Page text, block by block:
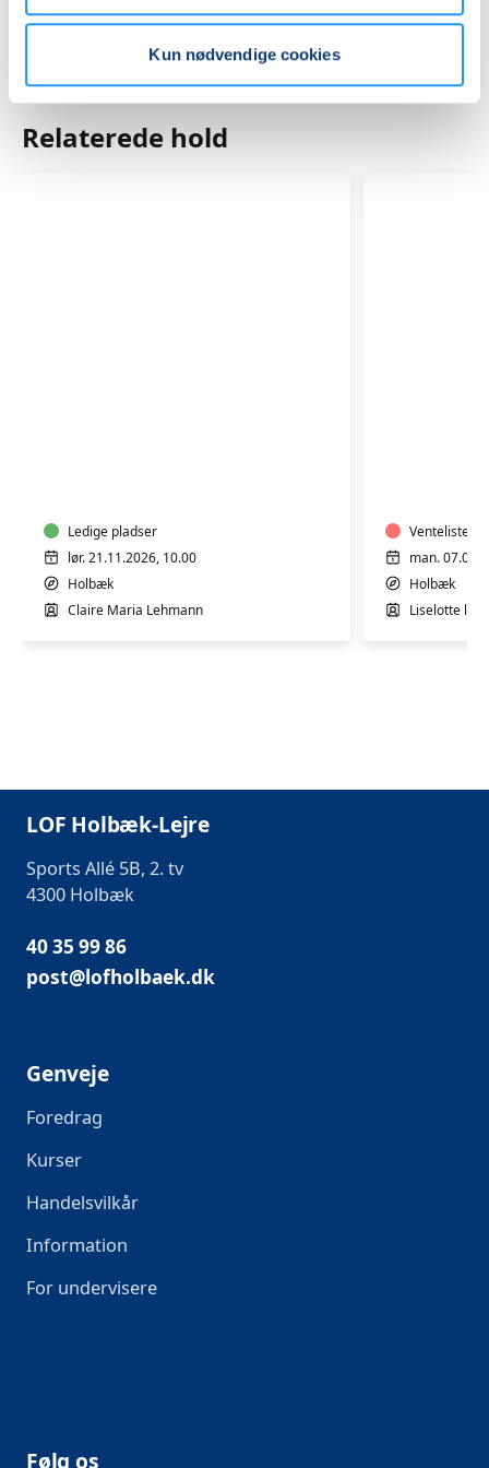
Kun nødvendige cookies
Relaterede hold
Ledige pladser
lør. 21.11.2026, 10.00
Holbæk
Claire Maria Lehmann
Venteliste
man.
Holbæk
Liselotte le
LOF Holbæk-Lejre
Sports Allé 5B, 2. tv
4300 Holbæk
40 35 99 86
post@lofholbaek.dk
Genveje
Foredrag
Kurser
Handelsvilkår
Information
For undervisere
Følg os